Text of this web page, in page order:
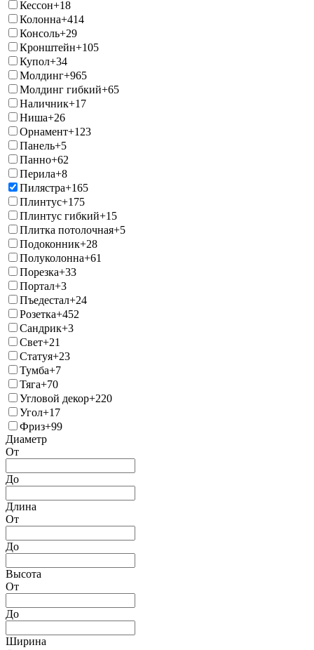
Кессон+18
Колонна+414
Консоль+29
Кронштейн+105
Купол+34
Молдинг+965
Молдинг гибкий+65
Наличник+17
Ниша+26
Орнамент+123
Панель+5
Панно+62
Перила+8
Пилястра+165
Плинтус+175
Плинтус гибкий+15
Плитка потолочная+5
Подоконник+28
Полуколонна+61
Порезка+33
Портал+3
Пъедестал+24
Розетка+452
Сандрик+3
Свет+21
Статуя+23
Тумба+7
Тяга+70
Угловой декор+220
Угол+17
Фриз+99
Диаметр
От
До
Длина
От
До
Высота
От
До
Ширина